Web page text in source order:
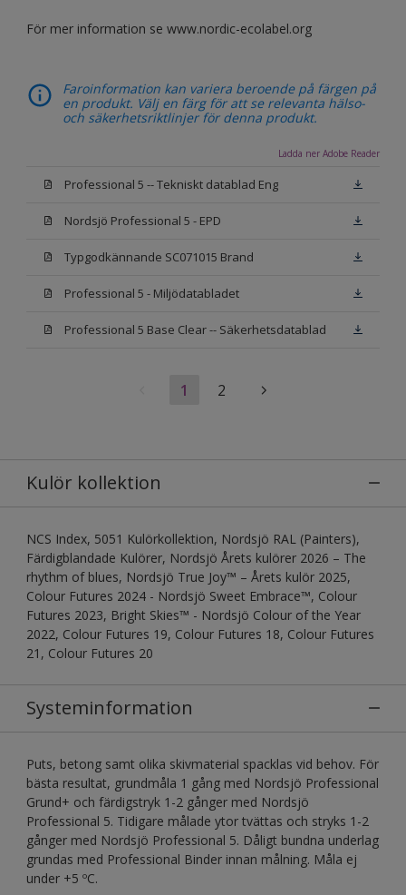
För mer information se www.nordic-ecolabel.org
Faroinformation kan variera beroende på färgen på
en produkt. Välj en färg för att se relevanta hälso-
och säkerhetsriktlinjer för denna produkt.
Ladda ner Adobe Reader
Professional 5 -- Tekniskt datablad Eng
Nordsjö Professional 5 - EPD
Typgodkännande SC071015 Brand
Professional 5 - Miljödatabladet
Professional 5 Base Clear -- Säkerhetsdatablad
1 2
Kulör kollektion
NCS Index, 5051 Kulörkollektion, Nordsjö RAL (Painters),
Färdigblandade Kulörer, Nordsjö Årets kulörer 2026 – The
rhythm of blues, Nordsjö True Joy™ – Årets kulör 2025,
Colour Futures 2024 - Nordsjö Sweet Embrace™, Colour
Futures 2023, Bright Skies™ - Nordsjö Colour of the Year
2022, Colour Futures 19, Colour Futures 18, Colour Futures
21, Colour Futures 20
Systeminformation
Puts, betong samt olika skivmaterial spacklas vid behov. För
bästa resultat, grundmåla 1 gång med Nordsjö Professional
Grund+ och färdigstryk 1-2 gånger med Nordsjö
Professional 5. Tidigare målade ytor tvättas och stryks 1-2
gånger med Nordsjö Professional 5. Dåligt bundna underlag
grundas med Professional Binder innan målning. Måla ej
under +5 ºC.